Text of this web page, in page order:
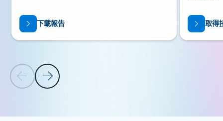
上一頁投影片下一頁投影片
下載報告 取得
回到 [資源] - [技術白皮書和報告] 索引標籤區段